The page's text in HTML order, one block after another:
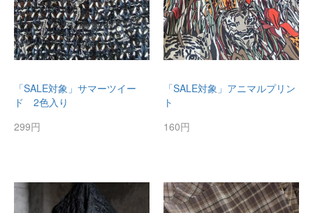
「SALE対象」サマーツイー
ド 2色入り
299円
「SALE対象」アニマルプリン
ト
160円